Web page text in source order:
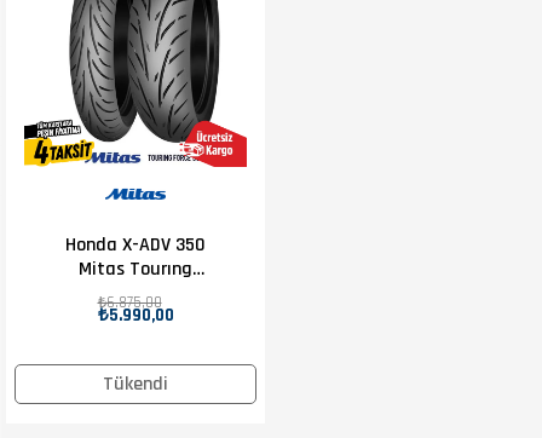
Tükendi
Honda X-ADV 350
Mitas Tourıng
Force Sc Lastik
Takımı
₺5.990,00
₺6.875,00